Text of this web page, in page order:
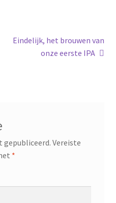
Volgend
Eindelijk, het brouwen van
onze eerste IPA
gepubliceerd. Vereiste
*